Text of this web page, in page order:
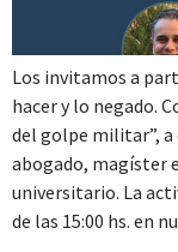
Los invitamos a
hacer y lo negado.
del golpe militar”, a
abogado, magíster
universitario. La
de las 15:00 hs. en